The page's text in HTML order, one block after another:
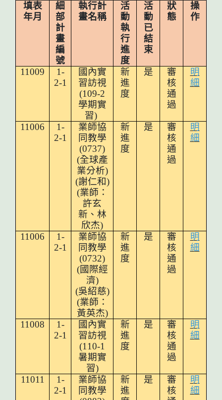
填表
年月
細
部
計
畫
編
號
執行計
畫名稱
活
動
執
行
進
度
活
動
已
結
束
狀
態
操
作
11009
1-
2-1
國內實
習訪視
(109-2
學期實
習)
新
進
度
是
審
核
通
過
明
細
11006
1-
2-1
業師協
同教學
(0737)
(全球產
業分析)
(謝仁和)
(業師：
許玄
新、林
欣杰)
新
進
度
是
審
核
通
過
明
細
11006
1-
2-1
業師協
同教學
(0732)
(國際經
濟)
(吳紹慈)
(業師：
黃英杰)
新
進
度
是
審
核
通
過
明
細
11008
1-
2-1
國內實
習訪視
(110-1
暑期實
習)
新
進
度
是
審
核
通
過
明
細
11011
1-
2-1
業師協
同教學
新
進
是
審
核
明
細